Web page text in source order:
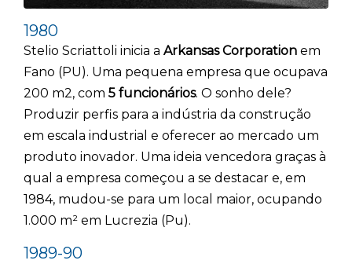
1980
Stelio Scriattoli inicia a Arkansas Corporation em
Fano (PU). Uma pequena empresa que ocupava
200 m2, com 5 funcionários. O sonho dele?
Produzir perfis para a indústria da construção
em escala industrial e oferecer ao mercado um
produto inovador. Uma ideia vencedora graças à
qual a empresa começou a se destacar e, em
1984, mudou-se para um local maior, ocupando
1.000 m² em Lucrezia (Pu).
1989-90